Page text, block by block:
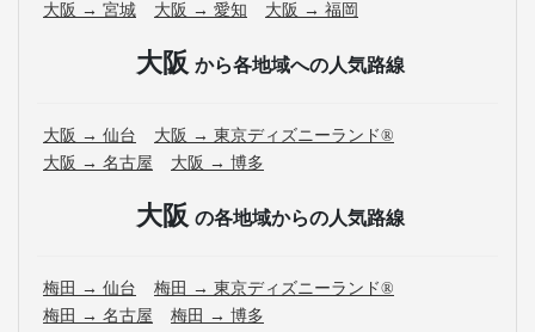
大阪 → 宮城 大阪 → 愛知 大阪 → 福岡
大阪 から各地域への人気路線
大阪 → 仙台
大阪 → 東京ディズニーランド®
大阪 → 名古屋
大阪 → 博多
大阪 の各地域からの人気路線
梅田 → 仙台
梅田 → 東京ディズニーランド®
梅田 → 名古屋
梅田 → 博多